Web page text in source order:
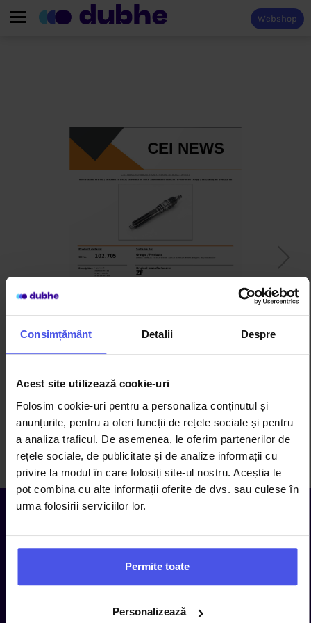
Consimțământ Detalii Despre
Acest site utilizează cookie-uri
Folosim cookie-uri pentru a personaliza conținutul și
anunțurile, pentru a oferi funcții de rețele sociale și pentru
a analiza traficul. De asemenea, le oferim partenerilor de
rețele sociale, de publicitate și de analize informații cu
privire la modul în care folosiți site-ul nostru. Aceștia le
pot combina cu alte informații oferite de dvs. sau culese în
urma folosirii serviciilor lor.
Permite toate
Personalizează
Webshop
Loading PDF 100% ...
Dubhegroup
Despre noi